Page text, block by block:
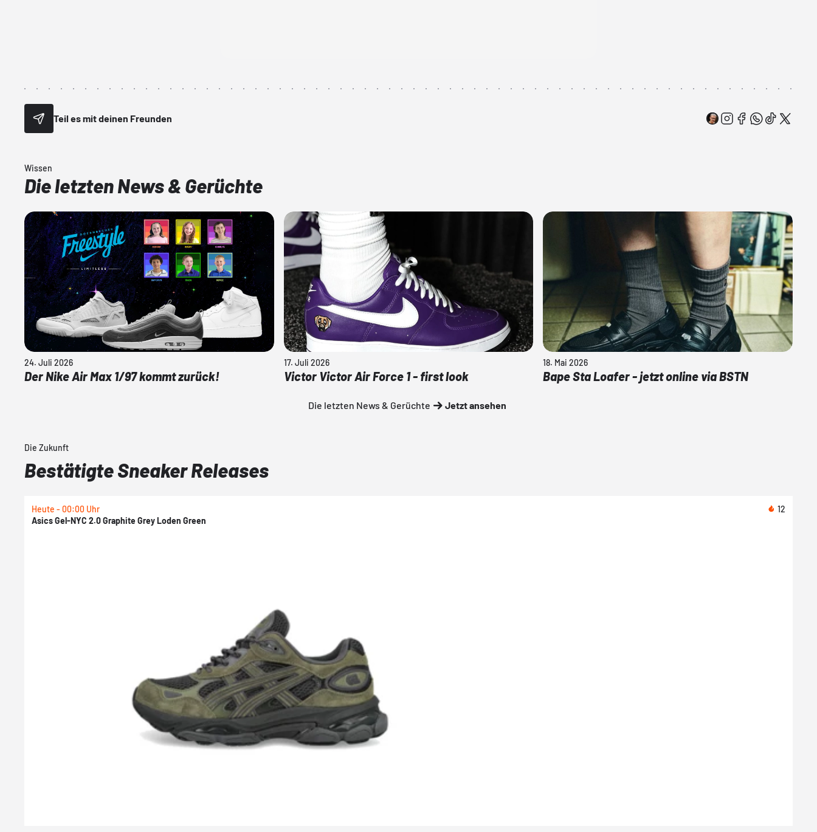
Teil es mit deinen Freunden
Wissen
Die letzten News & Gerüchte
24. Juli 2026
Der Nike Air Max 1/97 kommt zurück!
17. Juli 2026
Victor Victor Air Force 1 - first look
18. Mai 2026
Bape Sta Loafer - jetzt online via BSTN
Die letzten News & Gerüchte Jetzt ansehen
Die Zukunft
Bestätigte Sneaker Releases
Heute - 00:00 Uhr
12
Asics Gel-NYC 2.0 Graphite Grey Loden Green